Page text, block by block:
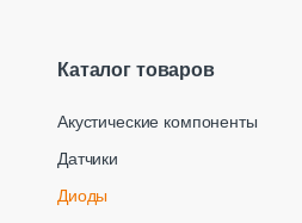
Каталог товаров
Акустические компоненты
Датчики
Диоды